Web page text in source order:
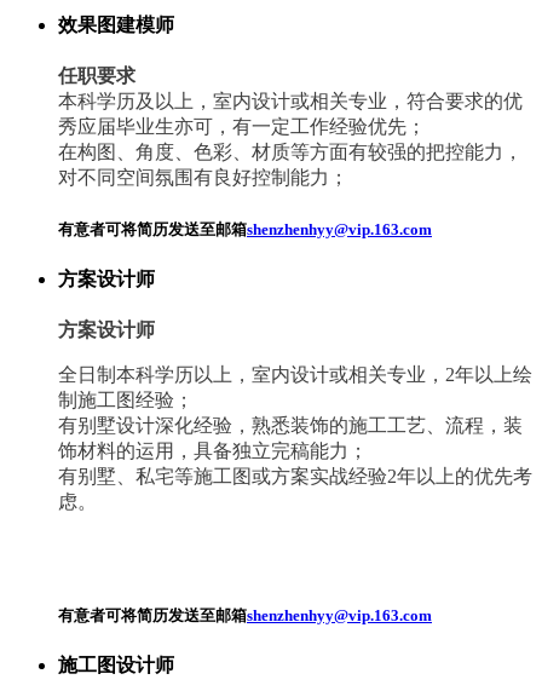
效果图建模师
任职要求
本科学历及以上，室内设计或相关专业，符合要求的优
秀应届毕业生亦可，有一定工作经验优先；
在构图、角度、色彩、材质等方面有较强的把控能力，
对不同空间氛围有良好控制能力；
有意者可将简历发送至邮箱shenzhenhyy@vip.163.com
方案设计师
方案设计师
全日制本科学历以上，室内设计或相关专业，2年以上绘
制施工图经验；
有别墅设计深化经验，熟悉装饰的施工工艺、流程，装
饰材料的运用，具备独立完稿能力；
有别墅、私宅等施工图或方案实战经验2年以上的优先考
虑。
有意者可将简历发送至邮箱shenzhenhyy@vip.163.com
施工图设计师